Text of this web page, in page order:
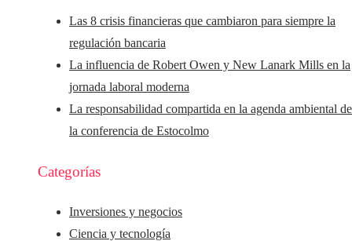
Las 8 crisis financieras que cambiaron para siempre la
regulación bancaria
La influencia de Robert Owen y New Lanark Mills en la
jornada laboral moderna
La responsabilidad compartida en la agenda ambiental
la conferencia de Estocolmo
Categorías
Inversiones y negocios
Ciencia y tecnología